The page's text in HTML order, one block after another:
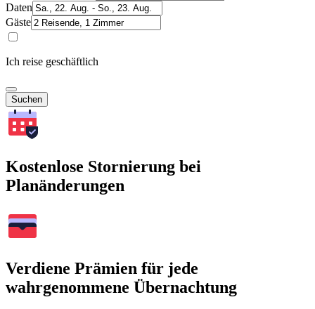
Daten
Gäste
Ich reise geschäftlich
Suchen
Kostenlose Stornierung bei
Planänderungen
Verdiene Prämien für jede
wahrgenommene Übernachtung